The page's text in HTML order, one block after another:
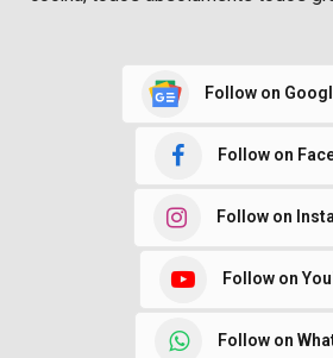
Follow on
Follow on
Follow on
Follow on
Follow on